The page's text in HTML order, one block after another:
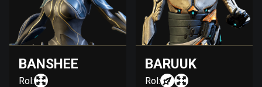
BANSHEE
Rol:
BARUUK
Rol: